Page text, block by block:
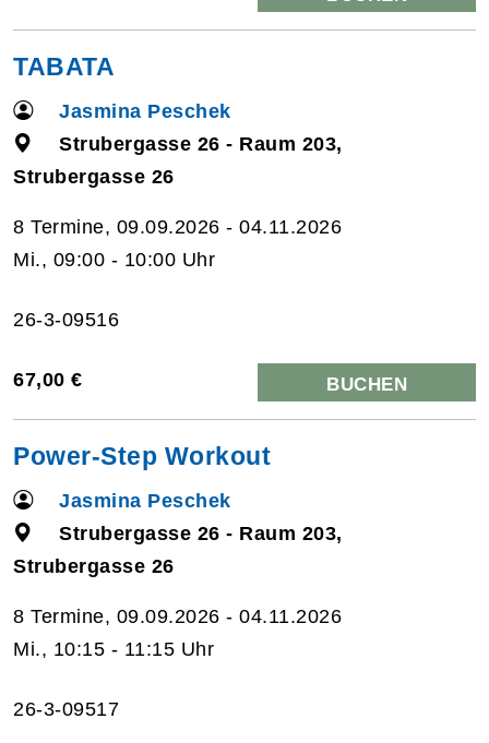
TABATA
Jasmina Peschek
Strubergasse 26 - Raum 203,
Strubergasse 26
8 Termine, 09.09.2026 - 04.11.2026
Mi., 09:00 - 10:00 Uhr
26-3-09516
67,00 € BUCHEN
Power-Step Workout
Jasmina Peschek
Strubergasse 26 - Raum 203,
Strubergasse 26
8 Termine, 09.09.2026 - 04.11.2026
Mi., 10:15 - 11:15 Uhr
26-3-09517